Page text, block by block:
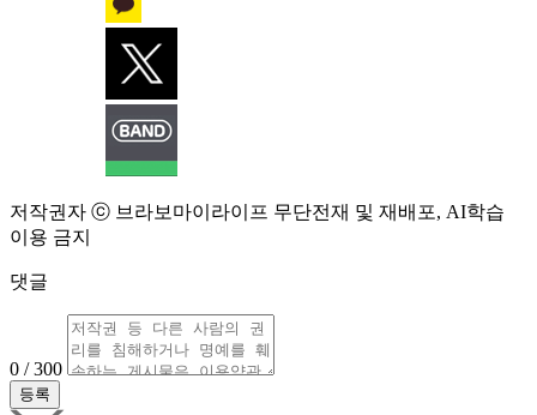
저작권자 ⓒ 브라보마이라이프 무단전재 및 재배포, AI학습
이용 금지
댓글
0 / 300